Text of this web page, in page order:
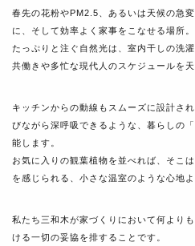
春先の花粉やPM2.5、あるいは天候の急
に、そして効率よく家事をこなせる場所。
たっぷりと注ぐ自然光は、室内干しの洗
共働きや多忙な現代人のスケジュールを
キッチンからの動線もスムーズに設計さ
びながら深呼吸できるような、暮らしの
能します。
お気に入りの観葉植物を並べれば、そこ
を感じられる、小さな温室のような心地
私たち三和木が家づくりにおいて何より
ける一切の妥協を排することです。